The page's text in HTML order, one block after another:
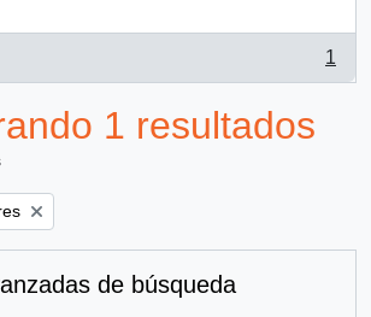
1
1 resultados
filter:
de búsqueda